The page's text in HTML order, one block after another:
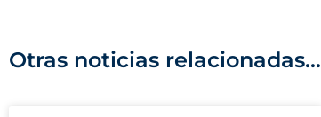
Otras noticias relacionadas...